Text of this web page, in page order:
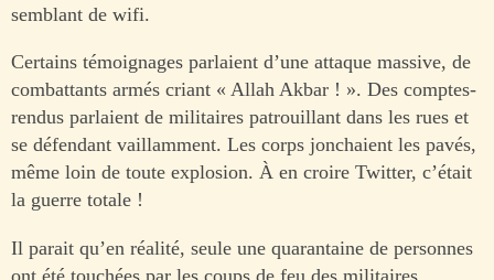
semblant de wifi.
Certains témoignages parlaient d’une attaque massive, de
combattants armés criant « Allah Akbar ! ». Des comptes-
rendus parlaient de militaires patrouillant dans les rues et
se défendant vaillamment. Les corps jonchaient les pavés,
même loin de toute explosion. À en croire Twitter, c’était
la guerre totale !
Il parait qu’en réalité, seule une quarantaine de personnes
ont été touchées par les coups de feu des militaires